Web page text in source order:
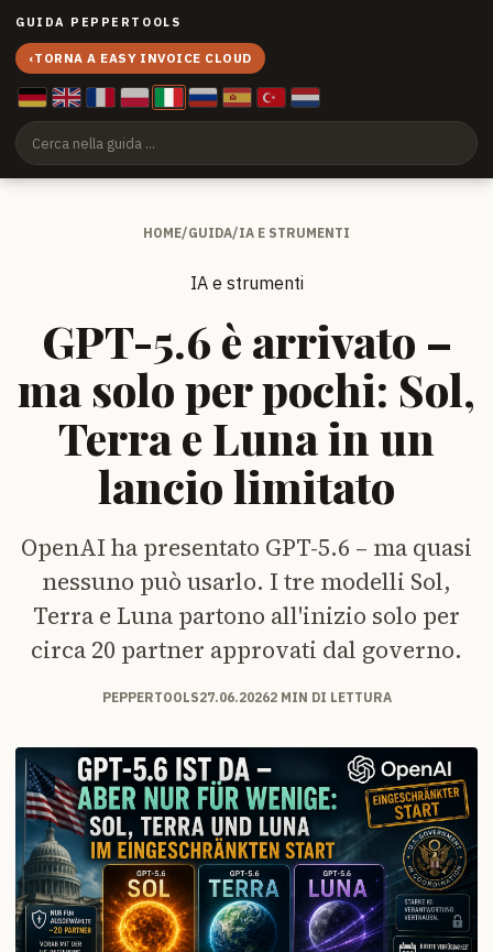
GUIDA PEPPERTOOLS
‹TORNA A EASY INVOICE CLOUD
HOME/GUIDA/IA E STRUMENTI
IA e strumenti
GPT-5.6 è arrivato –
ma solo per pochi: Sol,
Terra e Luna in un
lancio limitato
OpenAI ha presentato GPT-5.6 – ma quasi
nessuno può usarlo. I tre modelli Sol,
Terra e Luna partono all'inizio solo per
circa 20 partner approvati dal governo.
PEPPERTOOLS27.06.20262 MIN DI LETTURA